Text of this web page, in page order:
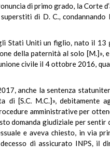
di primo grado, la Corte
di D. C.,
Stati Uniti un figlio, nato il
della paternità al solo [M.]»,
civile il 4 ottobre 2016,
anche la sentenza
[S.C. M.C.]», debitamente
amministrative per
domanda giudiziale per
e aveva chiesto, in via
di assicurato INPS, il